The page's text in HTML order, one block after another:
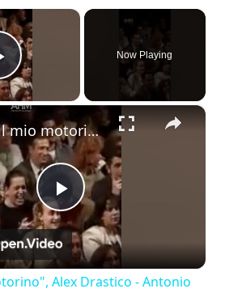
×
Video
Now Playing
×
Play
Video
"Era il mio motorino", Alex Drastico - Antonio Albanese
Alex Drastico - Antonio